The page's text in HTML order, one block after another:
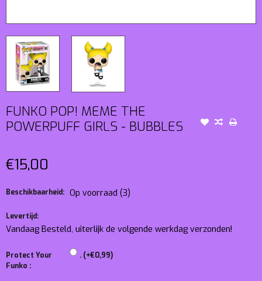
FUNKO POP! MEME THE
POWERPUFF GIRLS - BUBBLES
€15,00
Beschikbaarheid: Op voorraad (3)
Levertijd:
Vandaag Besteld, uiterlijk de volgende werkdag verzonden!
Protect Your
Funko :
. (+€0,99)